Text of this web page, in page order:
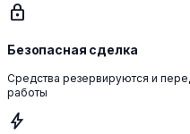
lock
Безопасная сделка
Средства резервируются и
работы
bolt